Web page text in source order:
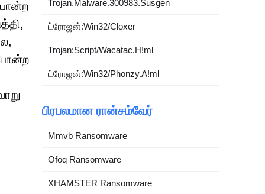
Trojan.Malware.300983.Susgen
ட்ரோஜன்:Win32/Cloxer
Trojan:Script/Wacatac.H!ml
ட்ரோஜன்:Win32/Phonzy.A!ml
பிரபலமான ரான்சம்வேர்
Mmvb Ransomware
Ofoq Ransomware
XHAMSTER Ransomware